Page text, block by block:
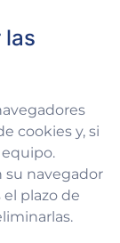
las
cookies y, si
su navegador
plazo de